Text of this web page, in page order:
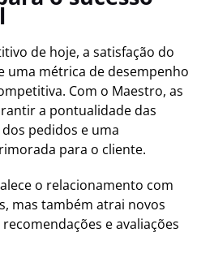
de hoje, a satisfação do
uma métrica de desempenho
Com o Maestro, as
a pontualidade das
pedidos e uma
para o cliente.
o relacionamento com
mas também atrai novos
e avaliações